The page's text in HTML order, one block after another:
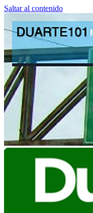
Saltar al contenido